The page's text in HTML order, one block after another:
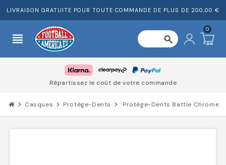
LIVRAISON GRATUITE POUR TOUTE COMMANDE DE PLUS DE 200,00 €
view_headline search
0
Répartissez le coût de votre commande
chevron_right Casques chevron_right Protège-Dents chevron_right Protège-Dents Battle Chrome